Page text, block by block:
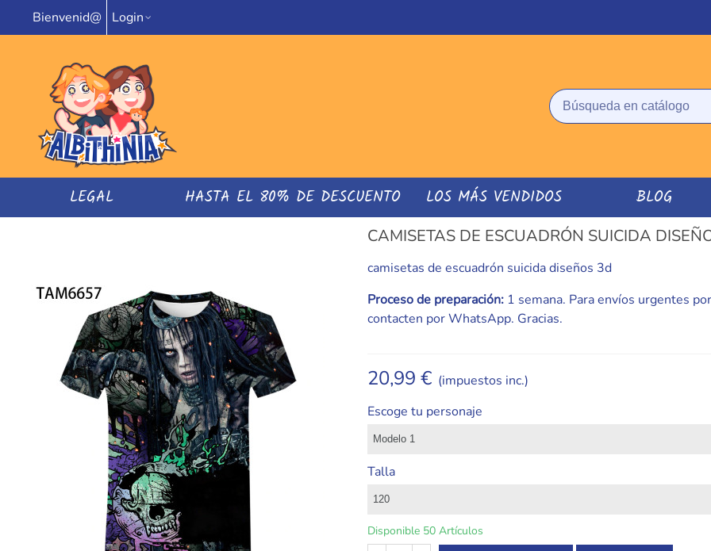
Bienvenid@ Login
LEGAL HASTA EL 80% DE DESCUENTO LOS MÁS VENDIDOS BLOG
CAMISETAS DE ESCUADRÓN SUICIDA
camisetas de escuadrón suicida diseños 3d
Proceso de preparación:1 semana. Para envíos urgentes
contacten por WhatsApp. Gracias.
20,99 € (impuestos inc.)
Escoge tu personaje
Talla
Disponible 50 Artículos